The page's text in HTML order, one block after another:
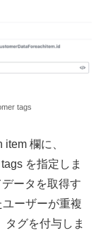
tags
欄に、
を指定しま
ータを取得す
ーザーが重複
タグを付与しま